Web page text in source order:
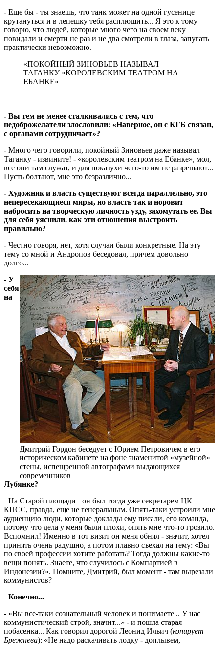
- Еще бы - ты знаешь, что танк может на одной гусенице
крутануться и в лепешку тебя расплющить... Я это к тому
говорю, что людей, которые много чего на своем веку
повидали и смерти не раз и не два смотрели в глаза, запугать
практически невозможно.
«ПОКОЙНЫЙ ЗИНОВЬЕВ НАЗЫВАЛ
ТАГАНКУ «КОРОЛЕВСКИМ ТЕАТРОМ НА
ЕБАНКЕ»
- Вы тем не менее сталкивались с тем, что
недоброжелатели злословили: «Наверное, он с КГБ связан,
с органами сотрудничает»?
- Много чего говорили, покойный Зиновьев даже называл
Таганку - извините! - «королевским театром на Ебанке», мол,
все они там служат, и для показухи чего-то им не разрешают...
Пусть болтают, мне это безразлично...
- Художник и власть существуют всегда параллельно, это
непересекающиеся миры, но власть так и норовит
набросить на творческую личность узду, захомутать ее. Вы
для себя уяснили, как эти отношения выстроить
правильно?
- Честно говоря, нет, хотя случаи были конкретные. На эту
тему со мной и Андропов беседовал, причем довольно
долго...
Дмитрий Гордон беседует с Юрием Петровичем в его
историческом кабинете на фоне знаменитой «музейной»
стены, испещренной автографами выдающихся
современников
- У
себя
на
Лубянке?
- На Старой площади - он был тогда уже секретарем ЦК
КПСС, правда, еще не генеральным. Опять-таки устроили мне
аудиенцию люди, которые доклады ему писали, его команда,
потому что дела у меня были плохи, опять мне что-то грозило.
Вспомнил! Именно в тот визит он меня обнял - значит, хотел
принять очень радушно, а потом плавно съехал на тему: «Вы
по своей профессии хотите работать? Тогда должны какие-то
вещи понять. Знаете, что случилось с Компартией в
Индонезии?». Помните, Дмитрий, был момент - там вырезали
коммунистов?
- Конечно...
- «Вы все-таки сознательный человек и понимаете... У нас
коммунистический строй, значит...» - и пошла старая
побасенка... Как говорил дорогой Леонид Ильич (копирует
Брежнева): «Не надо раскачивать лодку - доплывем,